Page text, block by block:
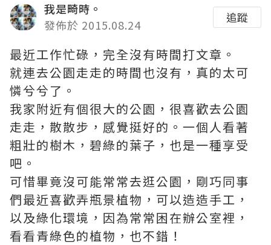
我是畸時。
發佈於 2015.08.24
追蹤
最近工作忙碌，完全沒有時間打文章。
就連去公園走走的時間也沒有，真的太可
憐兮兮了。
我家附近有個很大的公園，很喜歡去公園
走走，散散步，感覺挺好的。一個人看著
粗壯的樹木，碧綠的葉子，也是一種享受
吧。
可惜畢竟沒可能常常去逛公園，剛巧同事
們最近喜歡弄瓶景植物，可以造造手工，
以及綠化環境，因為常常困在辦公室裡，
看看青綠色的植物，也不錯！